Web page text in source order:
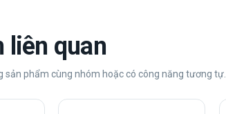
liên quan
phẩm cùng nhóm hoặc có công năng tương tự.